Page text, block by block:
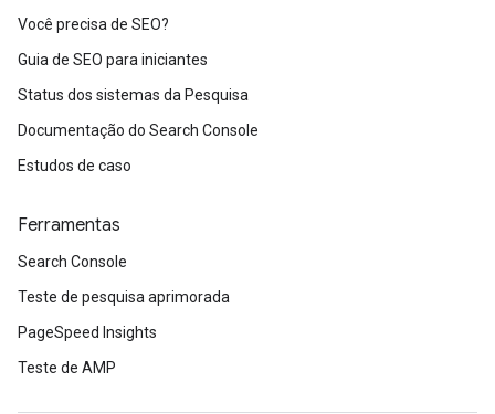
Você precisa de SEO?
Guia de SEO para iniciantes
Status dos sistemas da Pesquisa
Documentação do Search Console
Estudos de caso
Ferramentas
Search Console
Teste de pesquisa aprimorada
PageSpeed Insights
Teste de AMP